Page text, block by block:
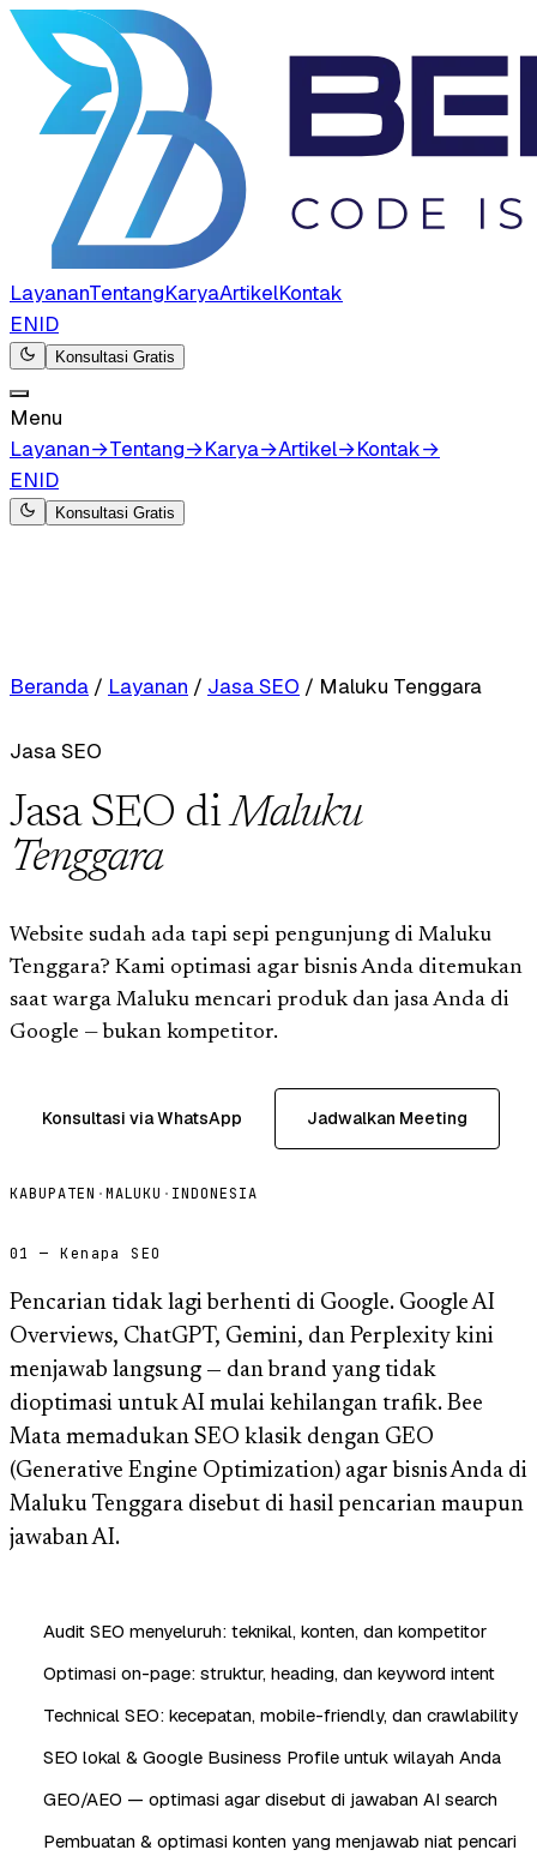
LayananTentangKaryaArtikelKontak
ENID
Konsultasi Gratis
Menu
Layanan→Tentang→Karya→Artikel→Kontak→
ENID
Konsultasi Gratis
Beranda / Layanan / Jasa SEO / Maluku Tenggara
Jasa SEO
Jasa SEO diMaluku
Tenggara
Website sudah ada tapi sepi pengunjung di Maluku
Tenggara? Kami optimasi agar bisnis Anda ditemukan
saat warga Maluku mencari produk dan jasa Anda di
Google — bukan kompetitor.
Konsultasi via WhatsApp Jadwalkan Meeting
KABUPATEN ·MALUKU · INDONESIA
01 — Kenapa SEO
Pencarian tidak lagi berhenti di Google. Google AI
Overviews, ChatGPT, Gemini, dan Perplexity kini
menjawab langsung — dan brand yang tidak
dioptimasi untuk AI mulai kehilangan trafik. Bee
Mata memadukan SEO klasik dengan GEO
(Generative Engine Optimization) agar bisnis Anda di
Maluku Tenggara disebut di hasil pencarian maupun
jawaban AI.
Audit SEO menyeluruh: teknikal, konten, dan kompetitor
Optimasi on-page: struktur, heading, dan keyword intent
Technical SEO: kecepatan, mobile-friendly, dan crawlability
SEO lokal & Google Business Profile untuk wilayah Anda
GEO/AEO — optimasi agar disebut di jawaban AI search
Pembuatan & optimasi konten yang menjawab niat pencari